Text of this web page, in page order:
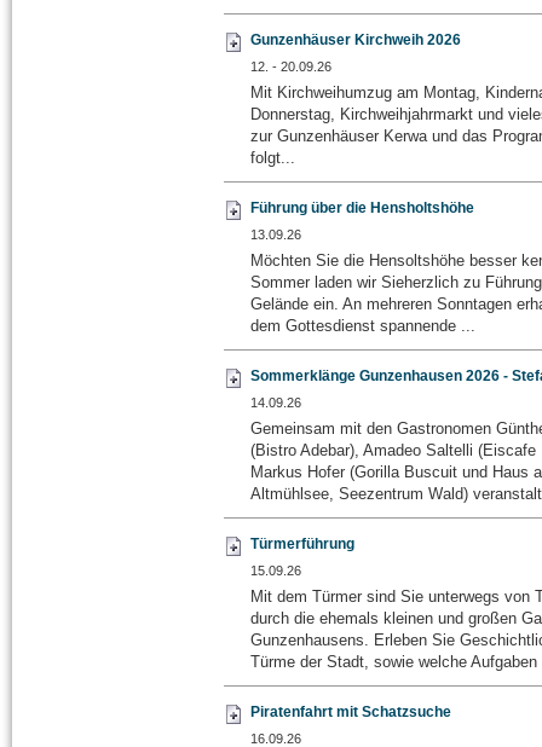
Gunzenhäuser Kirchweih 2026
12. - 20.09.26
Mit Kirchweihumzug am Montag,
Donnerstag, Kirchweihjahrmarkt und
zur Gunzenhäuser Kerwa und das
folgt...
Führung über die Hensholtshöhe
13.09.26
Möchten Sie die Hensoltshöhe besser
Sommer laden wir Sieherzlich zu
Gelände ein. An mehreren Sonntagen
dem Gottesdienst spannende ...
Sommerklänge Gunzenhausen 2026 -
14.09.26
Gemeinsam mit den Gastronomen
(Bistro Adebar), Amadeo Saltelli (Eiscafe
Markus Hofer (Gorilla Buscuit und Haus
Altmühlsee, Seezentrum Wald)
Türmerführung
15.09.26
Mit dem Türmer sind Sie unterwegs von
durch die ehemals kleinen und großen
Gunzenhausens. Erleben Sie
Türme der Stadt, sowie welche
Piratenfahrt mit Schatzsuche
16.09.26